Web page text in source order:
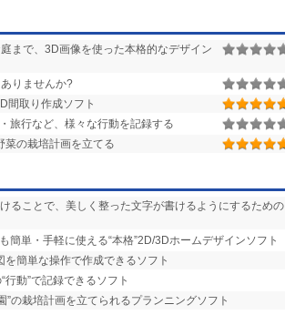
まで、3D画像を使った本格的なデザイン
りませんか?
間取り作成ソフト
旅行など、様々な行動を記録する
菜の栽培計画を立てる
ることで、美しく整った文字が書けるようにするための
簡単・手軽に使える“本格”2D/3Dホームデザインソフト
を簡単な操作で作成できるソフト
動”で記録できるソフト
”の栽培計画を立てられるプランニングソフト